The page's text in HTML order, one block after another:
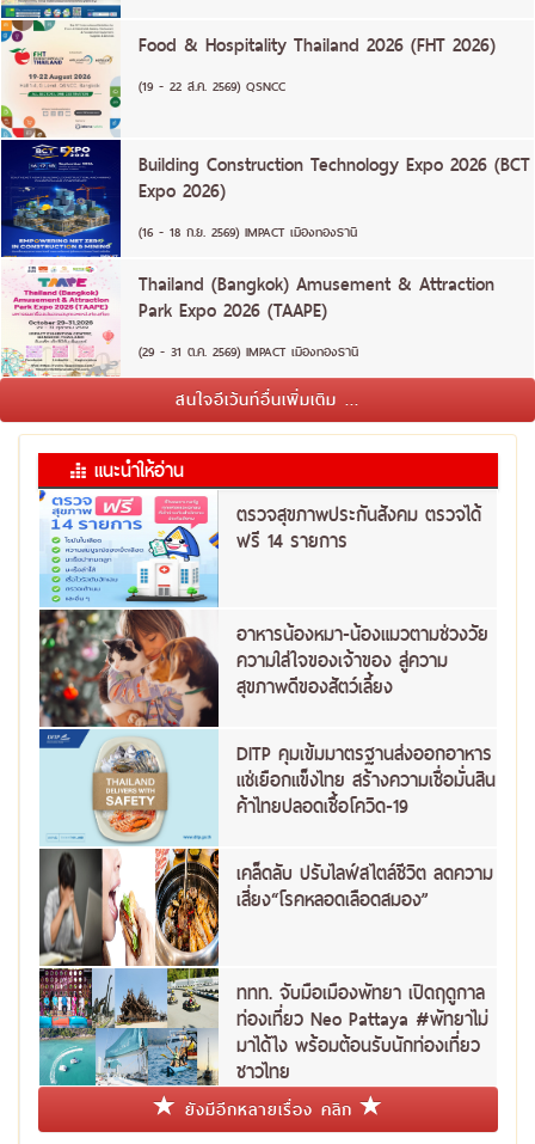
Food & Hospitality Thailand 2026 (FHT 2026)
(19 - 22 ส.ค. 2569) QSNCC
Building Construction Technology Expo 2026 (BCT
Expo 2026)
(16 - 18 ก.ย. 2569) IMPACT เมืองทองธานี
Thailand (Bangkok) Amusement & Attraction
Park Expo 2026 (TAAPE)
(29 - 31 ต.ค. 2569) IMPACT เมืองทองธานี
สนใจอีเว้นท์อื่นเพิ่มเติม ...
แนะนำให้อ่าน
ตรวจสุขภาพประกันสังคม ตรวจได้
ฟรี 14 รายการ
อาหารน้องหมา-น้องแมวตามช่วงวัย
ความใส่ใจของเจ้าของ สู่ความ
สุขภาพดีของสัตว์เลี้ยง
DITP คุมเข้มมาตรฐานส่งออกอาหาร
แช่เยือกแข็งไทย สร้างความเชื่อมั่นสิน
ค้าไทยปลอดเชื้อโควิด-19
เคล็ดลับ ปรับไลฟ์สไตล์ชีวิต ลดความ
เสี่ยง“โรคหลอดเลือดสมอง”
ททท. จับมือเมืองพัทยา เปิดฤดูกาล
ท่องเที่ยว Neo Pattaya #พัทยาไม่
มาได้ไง พร้อมต้อนรับนักท่องเที่ยว
ชาวไทย
ยังมีอีกหลายเรื่อง คลิก